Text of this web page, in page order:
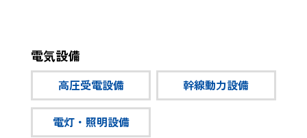
電気設備
高圧受電設備 幹線動力設備
電灯・照明設備